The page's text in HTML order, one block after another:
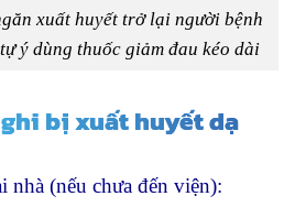
xuất huyết trở lại người bệnh
ý dùng thuốc giảm đau kéo dài
bị xuất huyết dạ
nhà (nếu chưa đến viện):